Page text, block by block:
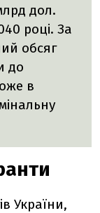
дол.
році. За
обсяг
до
в
України,